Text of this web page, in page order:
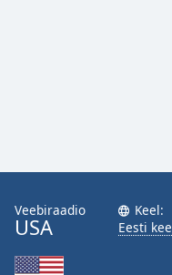
dialog
Veebiraadio
USA
Keel:
Eesti